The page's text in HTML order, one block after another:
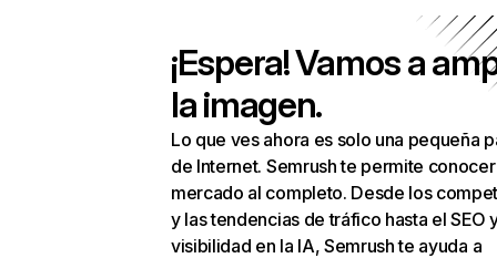
¡Espera! Vamos a
la imagen.
Lo que ves ahora es solo una pequeña
de Internet. Semrush te permite
mercado al completo. Desde los
y las tendencias de tráfico hasta el SEO
visibilidad en la IA, Semrush te ayuda a